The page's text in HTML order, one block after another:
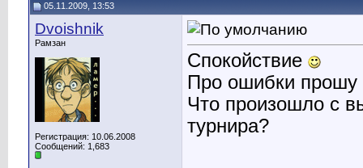
05.11.2009, 13:53
Dvoishnik
Рамзан
Регистрация: 10.06.2008
Сообщений: 1,683
Спокойствие
Про ошибки прошу
Что произошло с
турнира?